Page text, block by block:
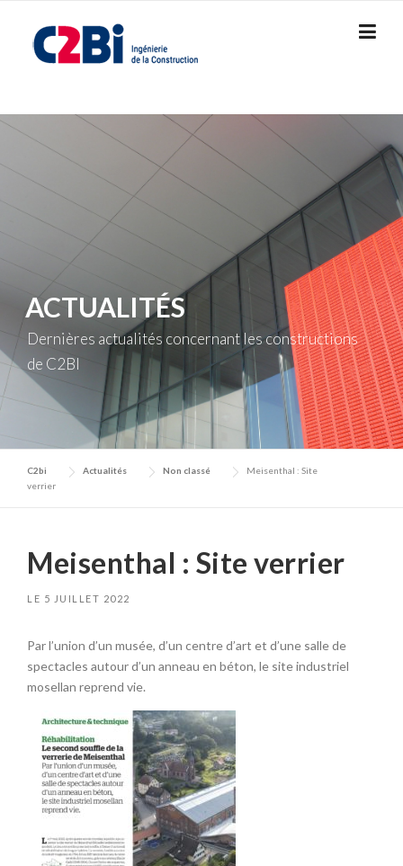
content
ACTUALITÉS
Dernières actualités concernant les constructions
de C2BI
C2bi Actualités Non classé
Meisenthal : Site
verrier
Meisenthal : Site verrier
LE 5 JUILLET 2022
Par l’union d’un musée, d’un centre d’art et d’une salle de
spectacles autour d’un anneau en béton, le site industriel
mosellan reprend vie.